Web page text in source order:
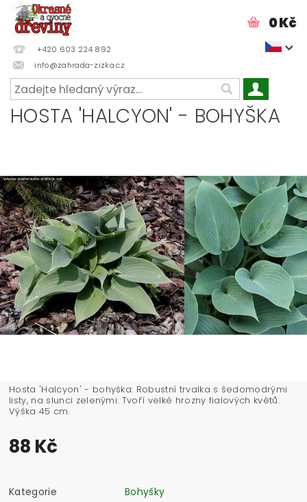
+420 603 224 892
info@zahrada-zizka.cz
0 Kč
HOSTA 'HALCYON' - BOHYŠKA
Hosta 'Halcyon' - bohyška: Robustní trvalka s šedomodrými
listy, na slunci zelenými. Tvoří velké hrozny fialových květů.
Výška 45 cm.
88 Kč
Kategorie
Bohyšky